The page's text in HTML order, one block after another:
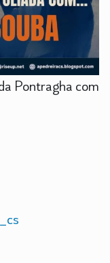
Pontragha com